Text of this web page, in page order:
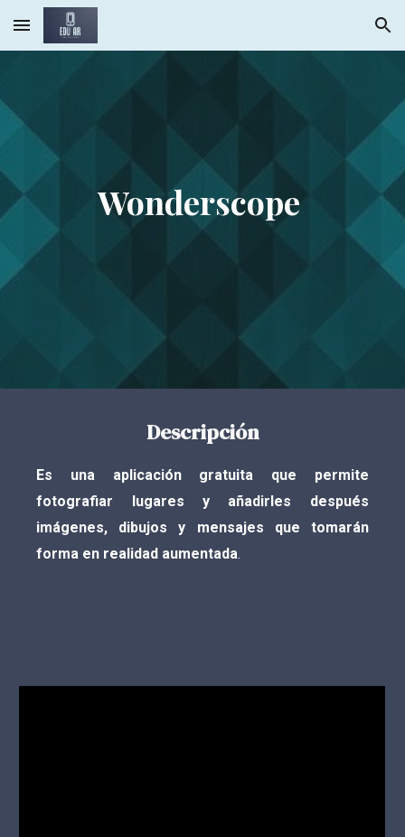
Skip to main content Skip to navigation
Wonderscope
Descripción
Es una aplicación gratuita que permite
fotografiar lugares y añadirles después
imágenes, dibujos y mensajes que tomarán
forma en realidad aumentada.